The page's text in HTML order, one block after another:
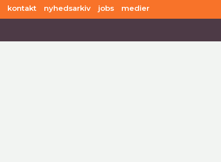
kontakt nyhedsarkiv jobs medier